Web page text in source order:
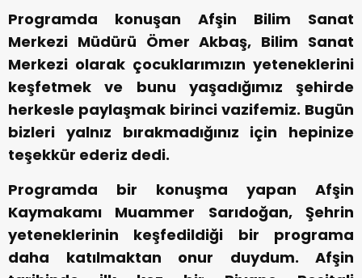
Programda konuşan Afşin Bilim Sanat
Merkezi Müdürü Ömer Akbaş, Bilim Sanat
Merkezi olarak çocuklarımızın yeteneklerini
keşfetmek ve bunu yaşadığımız şehirde
herkesle paylaşmak birinci vazifemiz. Bugün
bizleri yalnız bırakmadığınız için hepinize
teşekkür ederiz dedi.
Programda bir konuşma yapan Afşin
Kaymakamı Muammer Sarıdoğan, Şehrin
yeteneklerinin keşfedildiği bir programa
daha katılmaktan onur duydum. Afşin